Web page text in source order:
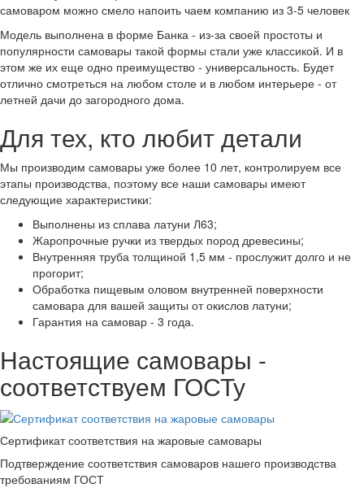
самоваром можно смело напоить чаем компанию из 3-5 человек
Модель выполнена в форме Банка - из-за своей простоты и
популярности самовары такой формы стали уже классикой. И в
этом же их еще одно преимущество - универсальность. Будет
отлично смотреться на любом столе и в любом интерьере - от
летней дачи до загородного дома.
Для тех, кто любит детали
Мы производим самовары уже более 10 лет, контролируем все
этапы производства, поэтому все наши самовары имеют
следующие характеристики:
Выполнены из сплава латуни Л63;
Жаропрочные ручки из твердых пород древесины;
Внутренняя труба толщиной 1,5 мм - прослужит долго и не
прогорит;
Обработка пищевым оловом внутренней поверхности
самовара для вашей защиты от окислов латуни;
Гарантия на самовар - 3 года.
Настоящие самовары -
соответствуем ГОСТу
Сертификат соответствия на жаровые самовары
Подтверждение соответствия самоваров нашего производства
требованиям ГОСТ